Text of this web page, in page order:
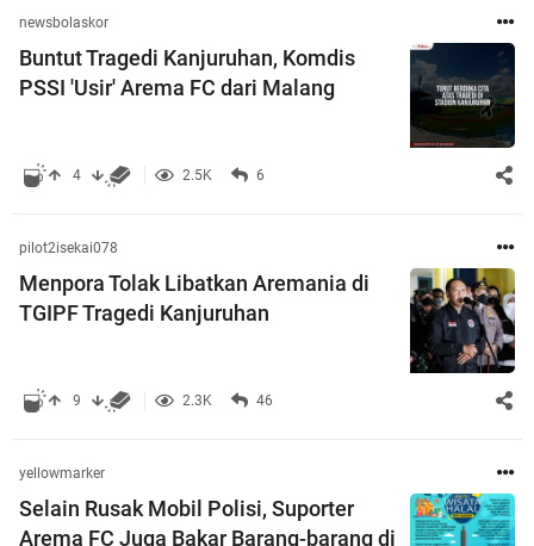
newsbolaskor
Buntut Tragedi Kanjuruhan, Komdis
PSSI 'Usir' Arema FC dari Malang
4 2.5K 6
pilot2isekai078
Menpora Tolak Libatkan Aremania di
TGIPF Tragedi Kanjuruhan
9 2.3K 46
yellowmarker
Selain Rusak Mobil Polisi, Suporter
Arema FC Juga Bakar Barang-barang di